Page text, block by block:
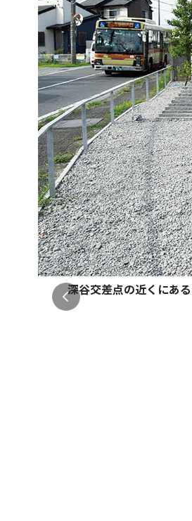
深谷交差点の近くにあ